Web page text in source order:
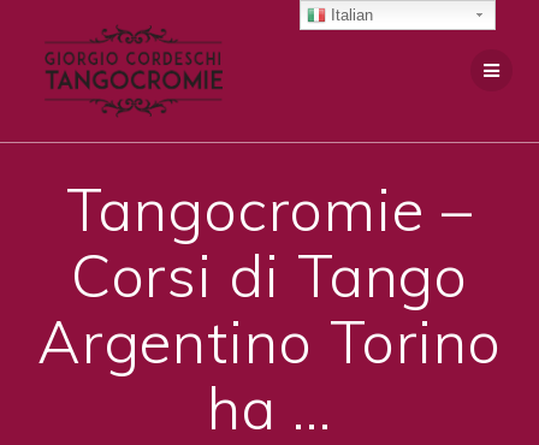
Tangocromie –
Corsi di Tango
Argentino Torino
ha …
Italian